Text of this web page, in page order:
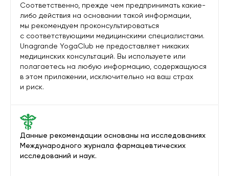
Данные рекомендации основаны на исследованиях
Международного журнала фармацевтических
исследований и наук.
Соответственно, прежде чем предпринимать какие-
либо действия на основании такой информации,
мы рекомендуем проконсультироваться
с соответствующими медицинскими специалистами.
Unagrande YogaClub не предоставляет никаких
медицинских консультаций. Вы используете или
полагаетесь на любую информацию, содержащуюся
в этом приложении, исключительно на ваш страх
и риск.